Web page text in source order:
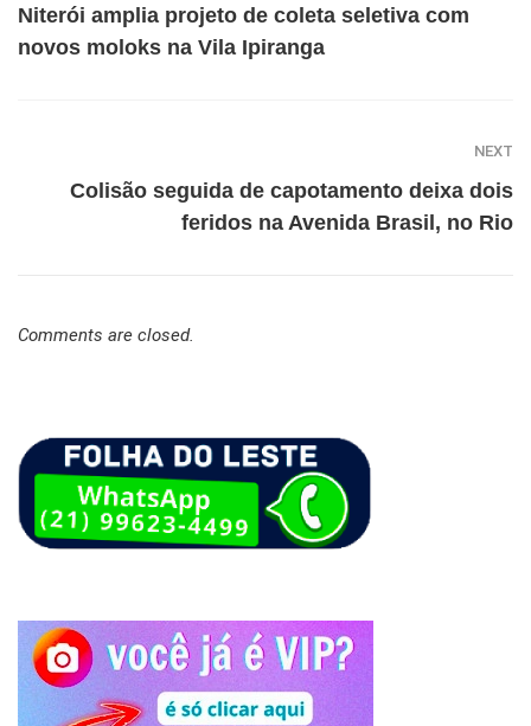
Niterói amplia projeto de coleta seletiva com
novos moloks na Vila Ipiranga
NEXT
Colisão seguida de capotamento deixa dois
feridos na Avenida Brasil, no Rio
Comments are closed.